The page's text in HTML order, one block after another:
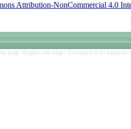
Creative Commonsقابل بازنشر است.
Persian site map